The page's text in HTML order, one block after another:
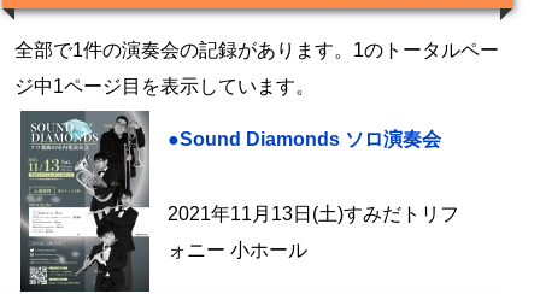
全部で1件の演奏会の記録があります。1のトータルペー
ジ中1ページ目を表示しています。
●Sound Diamonds ソロ演奏会
2021年11月13日(土)すみだトリフ
ォニー 小ホール